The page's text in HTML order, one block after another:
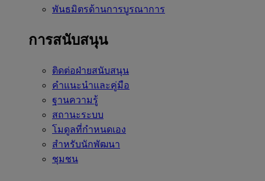
พันธมิตรด้านการบูรณาการ
การสนับสนุน
ติดต่อฝ่ายสนับสนุน
คำแนะนำและคู่มือ
ฐานความรู้
สถานะระบบ
โมดูลที่กำหนดเอง
สำหรับนักพัฒนา
ชุมชน